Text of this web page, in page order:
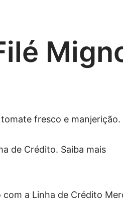
fresco e manjerição.
de Crédito. Saiba mais
a Linha de Crédito